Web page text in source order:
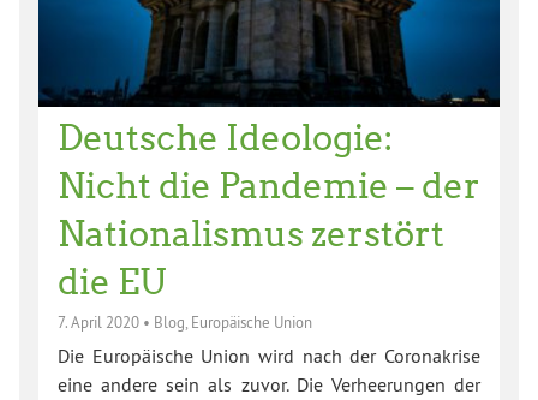
Deutsche Ideologie:
Nicht die Pandemie – der
Nationalismus zerstört
die EU
7. April 2020 • Blog Europäische Union
Die Europäische Union wird nach der Coronakrise
eine andere sein als zuvor. Die Verheerungen der